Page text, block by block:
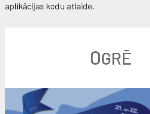
aplikācijas kodu atlaide.
OGRĒ